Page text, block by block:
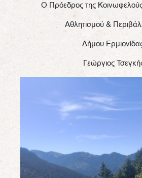
Ο Πρόεδρος της
Αθλητισμού &
Δήμου
Γεώργιος